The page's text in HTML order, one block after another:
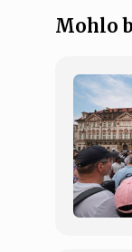
Mohlo